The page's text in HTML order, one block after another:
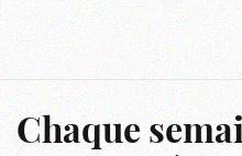
Chaque